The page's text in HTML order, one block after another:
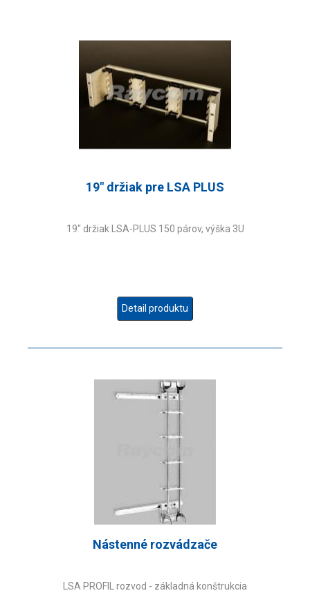
19" držiak pre LSA PLUS
19" držiak LSA-PLUS 150 párov, výška 3U
Detail produktu
Nástenné rozvádzače
LSA PROFIL rozvod - základná konštrukcia